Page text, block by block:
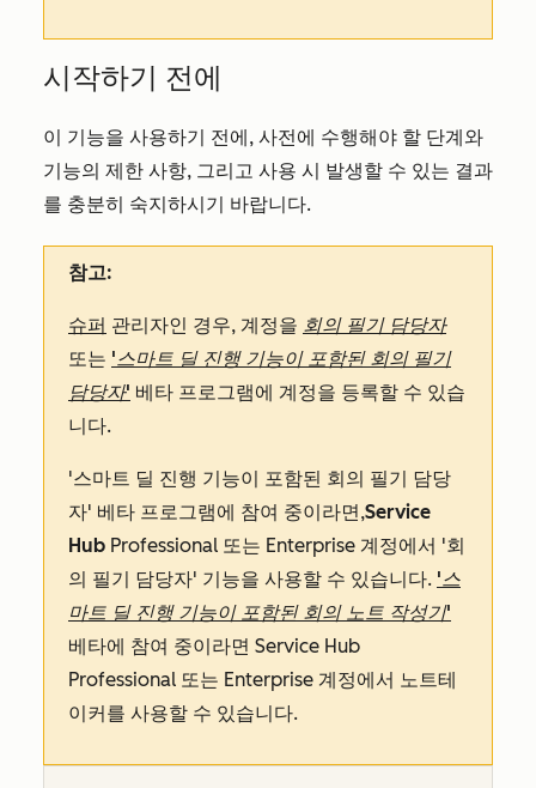
시작하기 전에
이 기능을 사용하기 전에, 사전에 수행해야 할 단계와
기능의 제한 사항, 그리고 사용 시 발생할 수 있는 결과
를 충분히 숙지하시기 바랍니다.
참고:
슈퍼 관리자인 경우, 계정을 회의 필기 담당자
또는 '스마트 딜 진행 기능이 포함된 회의 필기
담당자' 베타 프로그램에 계정을 등록할 수 있습
니다.
'스마트 딜 진행 기능이 포함된 회의 필기 담당
자' 베타 프로그램에 참여 중이라면,Service
Hub Professional 또는 Enterprise 계정에서 '회
의 필기 담당자' 기능을 사용할 수 있습니다. '스
마트 딜 진행 기능이 포함된 회의 노트 작성기'
베타에 참여 중이라면 Service Hub
Professional 또는 Enterprise 계정에서 노트테
이커를 사용할 수 있습니다.